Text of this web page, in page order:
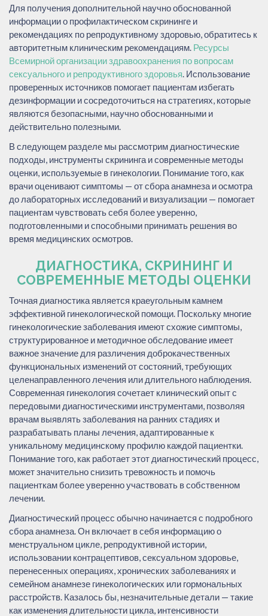
Для получения дополнительной научно обоснованной
информации о профилактическом скрининге и
рекомендациях по репродуктивному здоровью, обратитесь к
авторитетным клиническим рекомендациям. Ресурсы
Всемирной организации здравоохранения по вопросам
сексуального и репродуктивного здоровья. Использование
проверенных источников помогает пациентам избегать
дезинформации и сосредоточиться на стратегиях, которые
являются безопасными, научно обоснованными и
действительно полезными.
В следующем разделе мы рассмотрим диагностические
подходы, инструменты скрининга и современные методы
оценки, используемые в гинекологии. Понимание того, как
врачи оценивают симптомы — от сбора анамнеза и осмотра
до лабораторных исследований и визуализации — помогает
пациентам чувствовать себя более уверенно,
подготовленными и способными принимать решения во
время медицинских осмотров.
ДИАГНОСТИКА, СКРИНИНГ И
СОВРЕМЕННЫЕ МЕТОДЫ ОЦЕНКИ
Точная диагностика является краеугольным камнем
эффективной гинекологической помощи. Поскольку многие
гинекологические заболевания имеют схожие симптомы,
структурированное и методичное обследование имеет
важное значение для различения доброкачественных
функциональных изменений от состояний, требующих
целенаправленного лечения или длительного наблюдения.
Современная гинекология сочетает клинический опыт с
передовыми диагностическими инструментами, позволяя
врачам выявлять заболевания на ранних стадиях и
разрабатывать планы лечения, адаптированные к
уникальному медицинскому профилю каждой пациентки.
Понимание того, как работает этот диагностический процесс,
может значительно снизить тревожность и помочь
пациенткам более уверенно участвовать в собственном
лечении.
Диагностический процесс обычно начинается с подробного
сбора анамнеза. Он включает в себя информацию о
менструальном цикле, репродуктивной истории,
использовании контрацептивов, сексуальном здоровье,
перенесенных операциях, хронических заболеваниях и
семейном анамнезе гинекологических или гормональных
расстройств. Казалось бы, незначительные детали — такие
как изменения длительности цикла, интенсивности